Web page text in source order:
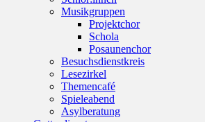
Musikgruppen
Projektchor
Schola
Posaunenchor
Besuchsdienstkreis
Lesezirkel
Themencafé
Spieleabend
Asylberatung